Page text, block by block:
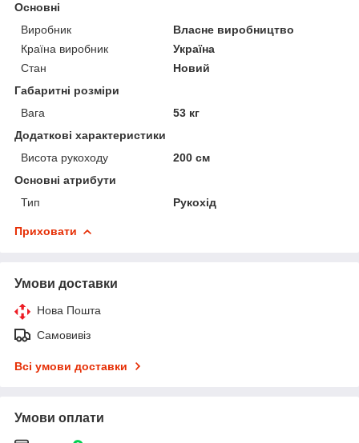
Основні
Виробник
Власне виробництво
Країна виробник
Україна
Стан
Новий
Габаритні розміри
Вага
53 кг
Додаткові характеристики
Висота рукоходу
200 см
Основні атрибути
Тип
Рукохід
Приховати
Умови доставки
Нова Пошта
Самовивіз
Всі умови доставки
Умови оплати